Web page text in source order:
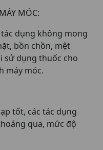
MÓC:
dụng không mong
bồn chồn, mệt
sử dụng thuốc cho
máy móc.
tốt, các tác dụng
qua, mức độ